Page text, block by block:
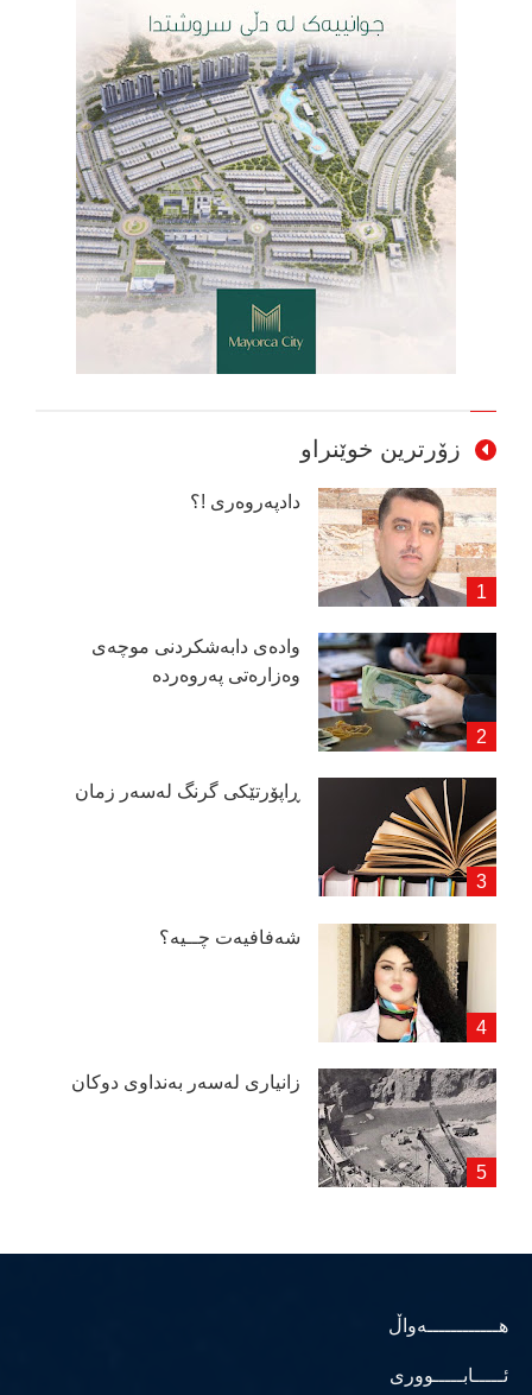
زۆرترین خوێنراو
دادپەروەری !؟
وادەی دابەشكردنی موچەی
وەزارەتی پەروەردە
ڕاپۆرتێكی گرنگ لەسەر زمان
شەفافیەت چــیە؟
زانیاری لەسەر بەنداوی دوكان
هــــــــــــەواڵ
ئـــــابـــــووری